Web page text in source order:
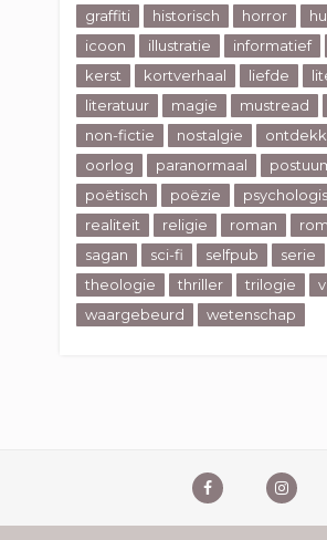
graffiti
historisch horror
icoon
illustratie informatief
kerst
kortverhaal liefde
literatuur
magie mustread
non-fictie
nostalgie
oorlog
paranormaal
poëtisch
poëzie
realiteit
religie roman
sagan
sci-fi selfpub serie
theologie
thriller trilogie
waargebeurd
wetenschap